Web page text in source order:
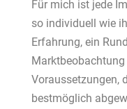
Für mich ist jede
so individuell wie
Erfahrung, ein
Voraussetzungen,
bestmöglich